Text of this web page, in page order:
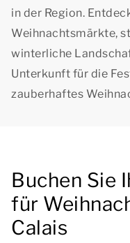
in der Region.
Weihnachtsmärkte,
winterliche
Unterkunft für die
zauberhaftes
Buchen Sie
für
Calais